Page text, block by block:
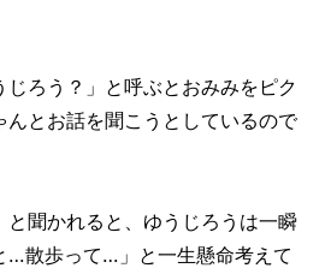
ろう？」と呼ぶとおみみをピク
んとお話を聞こうとしているので
と聞かれると、ゆうじろうは一瞬
…散歩って…」と一生懸命考えて